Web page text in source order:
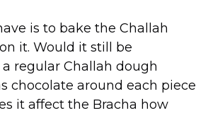
is to bake the Challah
it. Would it still be
a regular Challah dough
chocolate around each piece
it affect the Bracha how